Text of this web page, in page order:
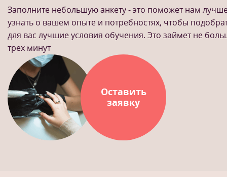
Заполните небольшую анкету - это поможет нам
узнать о вашем опыте и потребностях, чтобы
для вас лучшие условия обучения. Это займет не
трех минут
Оставить
заявку